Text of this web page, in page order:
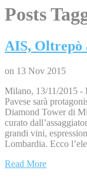
Posts
AIS, Oltrepò
on 13 Nov 2015
Milano, 13/11/2015 -
Pavese sarà
Diamond Tower di
curato
grandi vini,
Lombardia. Ecco
Read More